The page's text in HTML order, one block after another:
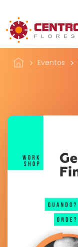
Eventos